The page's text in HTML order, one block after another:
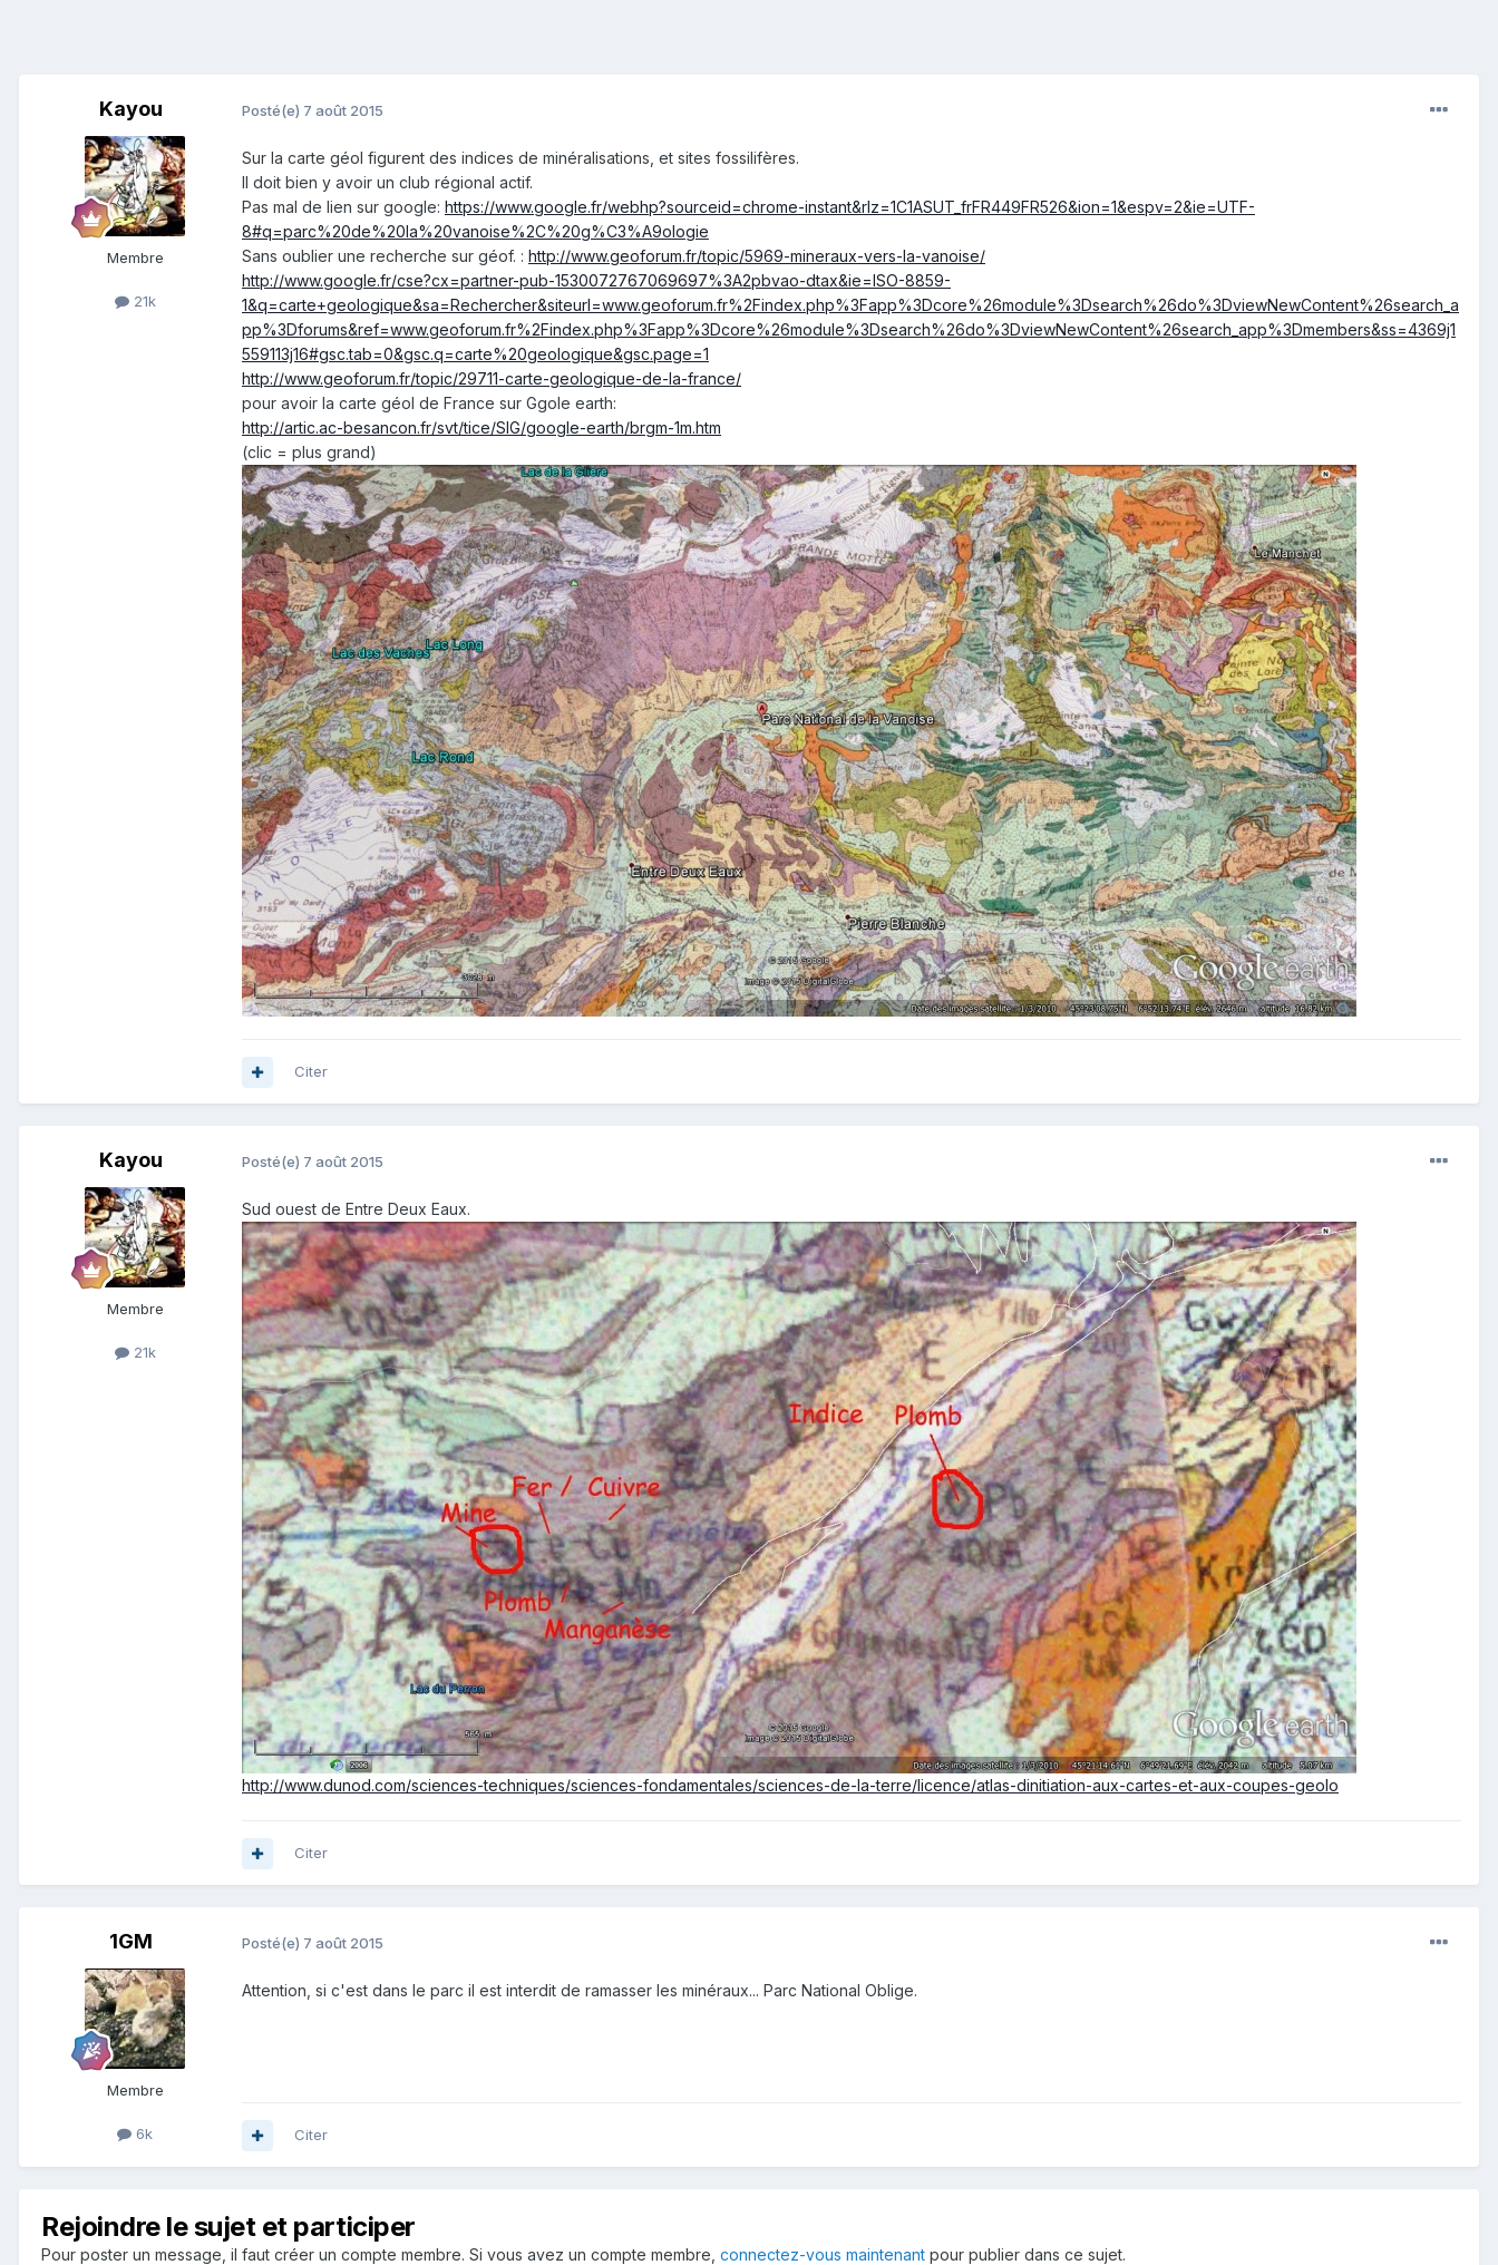
Kayou
Membre
21k
Posté(e) 7 août 2015
Sur la carte géol figurent des indices de minéralisations, et sites fossilifères.
Il doit bien y avoir un club régional actif.
Pas mal de lien sur google: https://www.google.fr/webhp?sourceid=chrome-instant&rlz=1C1ASUT_frFR449FR526&ion=1&espv=2&ie=UTF-
8#q=parc%20de%20la%20vanoise%2C%20g%C3%A9ologie
Sans oublier une recherche sur géof. : http://www.geoforum.fr/topic/5969-mineraux-vers-la-vanoise/
http://www.google.fr/cse?cx=partner-pub-1530072767069697%3A2pbvao-dtax&ie=ISO-8859-
1&q=carte+geologique&sa=Rechercher&siteurl=www.geoforum.fr%2Findex.php%3Fapp%3Dcore%26module%3Dsearch%26do%3DviewNewContent%26search_a
pp%3Dforums&ref=www.geoforum.fr%2Findex.php%3Fapp%3Dcore%26module%3Dsearch%26do%3DviewNewContent%26search_app%3Dmembers&ss=4369j1
559113j16#gsc.tab=0&gsc.q=carte%20geologique&gsc.page=1
http://www.geoforum.fr/topic/29711-carte-geologique-de-la-france/
pour avoir la carte géol de France sur Ggole earth:
http://artic.ac-besancon.fr/svt/tice/SIG/google-earth/brgm-1m.htm
(clic = plus grand)
Citer
Kayou
Membre
21k
Posté(e) 7 août 2015
Sud ouest de Entre Deux Eaux.
http://www.dunod.com/sciences-techniques/sciences-fondamentales/sciences-de-la-terre/licence/atlas-dinitiation-aux-cartes-et-aux-coupes-geolo
Citer
1GM
Membre
6k
Posté(e) 7 août 2015
Attention, si c'est dans le parc il est interdit de ramasser les minéraux... Parc National Oblige.
Citer
Rejoindre le sujet et participer
Pour poster un message, il faut créer un compte membre. Si vous avez un compte membre, connectez-vous maintenant pour publier dans ce sujet.